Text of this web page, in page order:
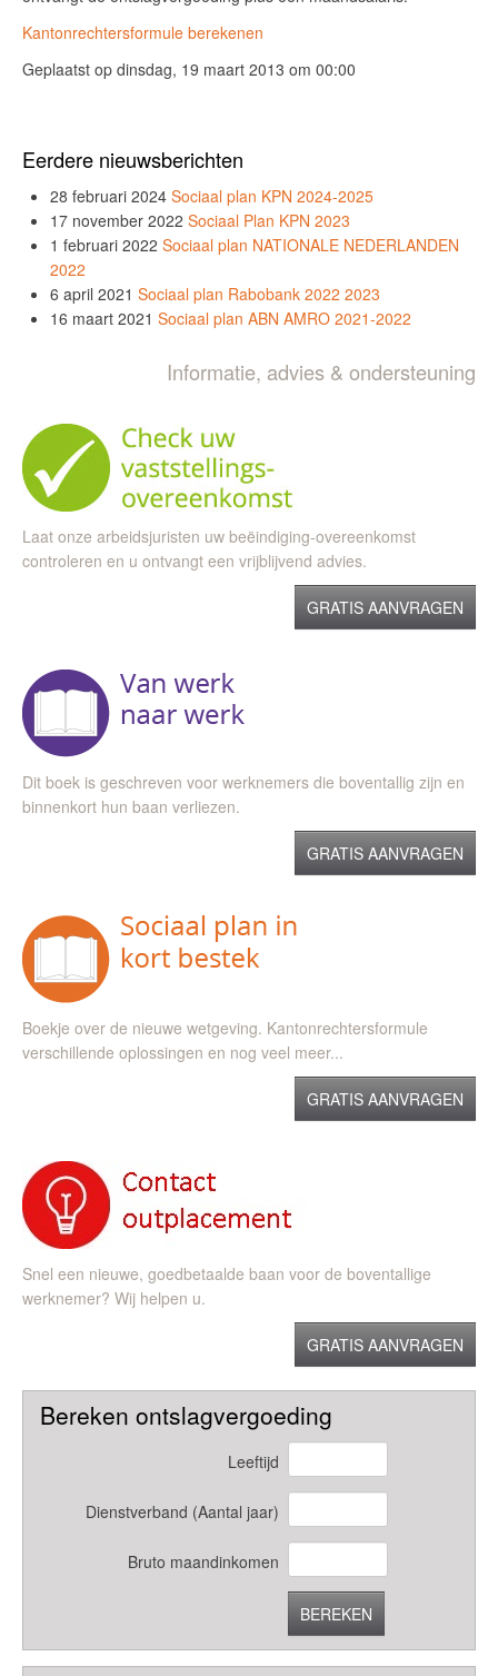
Kantonrechtersformule berekenen
Geplaatst op dinsdag, 19 maart 2013 om 00:00
Eerdere nieuwsberichten
28 februari 2024 Sociaal plan KPN 2024-2025
17 november 2022 Sociaal Plan KPN 2023
1 februari 2022 Sociaal plan NATIONALE NEDERLANDEN
2022
6 april 2021 Sociaal plan Rabobank 2022 2023
16 maart 2021 Sociaal plan ABN AMRO 2021-2022
Informatie, advies & ondersteuning
Laat onze arbeidsjuristen uw beëindiging-overeenkomst
controleren en u ontvangt een vrijblijvend advies.
GRATIS AANVRAGEN
Dit boek is geschreven voor werknemers die boventallig zijn en
binnenkort hun baan verliezen.
GRATIS AANVRAGEN
Boekje over de nieuwe wetgeving. Kantonrechtersformule
verschillende oplossingen en nog veel meer...
GRATIS AANVRAGEN
Snel een nieuwe, goedbetaalde baan voor de boventallige
werknemer? Wij helpen u.
GRATIS AANVRAGEN
Bereken ontslagvergoeding
Leeftijd
Dienstverband (Aantal jaar)
Bruto maandinkomen
BEREKEN